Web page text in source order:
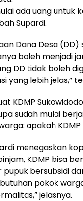
ada uang untuk
Supardi.
Dana Desa
boleh menjadi
DD tidak boleh
yang lebih jelas,”
KDMP
sudah mulai
apakah
menegaskan
KDMP bisa
bersubsidi
pokok
jelasnya.